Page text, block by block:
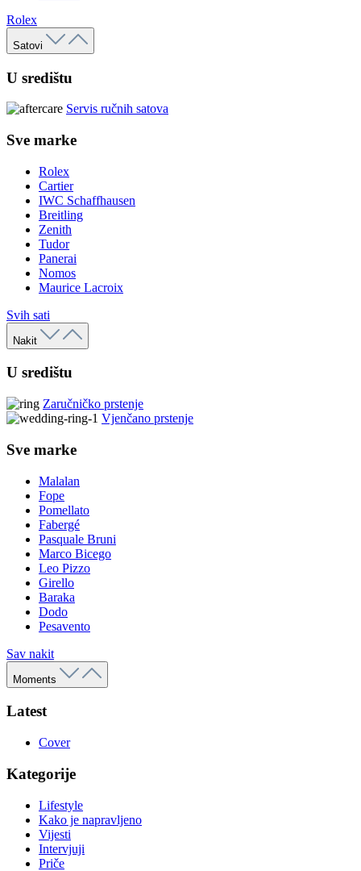
Rolex
Satovi
U središtu
Servis ručnih satova
Sve marke
Rolex
Cartier
IWC Schaffhausen
Breitling
Zenith
Tudor
Panerai
Nomos
Maurice Lacroix
Svih sati
Nakit
U središtu
Zaručničko prstenje
Vjenčano prstenje
Sve marke
Malalan
Fope
Pomellato
Fabergé
Pasquale Bruni
Marco Bicego
Leo Pizzo
Girello
Baraka
Dodo
Pesavento
Sav nakit
Moments
Latest
Cover
Kategorije
Lifestyle
Kako je napravljeno
Vijesti
Intervjuji
Priče